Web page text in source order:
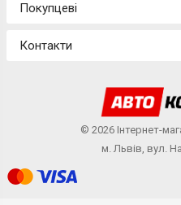
Покупцеві
Контакти
© 2026 Інтернет-
м. Львів, вул.